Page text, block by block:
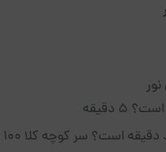
دقیقه
است؟ سر کوچه کلا ۱۰۰ متر